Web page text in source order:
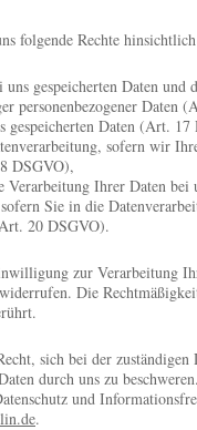
folgende Rechte
gespeicherten Daten
personenbezogener Daten
gespeicherten Daten (Art. 17
sofern wir
DSGVO),
Verarbeitung Ihrer Daten
Sie in die
20 DSGVO).
zur Verarbeitung
Die
sich bei der
durch uns zu
und
.